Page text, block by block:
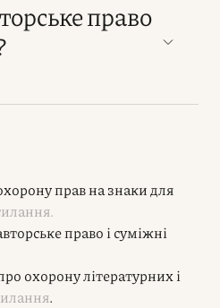
право
прав на знаки для
право і суміжні
охорону літературних і
.